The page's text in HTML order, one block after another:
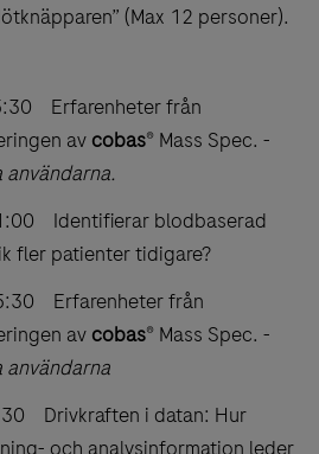
(Max 12 personer).
Erfarenheter från
av cobas® Mass Spec. -
Identifierar blodbaserad
fler patienter tidigare?
Erfarenheter från
av cobas® Mass Spec. -
Drivkraften i datan: Hur
och analysinformation leder